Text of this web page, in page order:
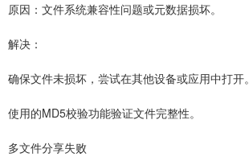
原因：文件系统兼容性问题或元数据损坏。
解决：
确保文件未损坏，尝试在其他设备或应用中打开。
使用的MD5校验功能验证文件完整性。
多文件分享失败